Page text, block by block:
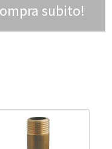
subito!